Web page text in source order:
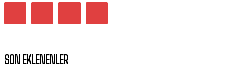
SON EKLENENLER